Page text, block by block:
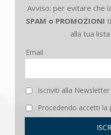
Avviso: per evitare che
SPAM o PROMOZIONI
alla tua
Email
Iscriviti alla Newsletter
Procedendo accetti la